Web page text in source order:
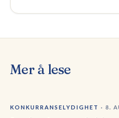
Mer å lese
KONKURRANSELYDIGHET · 8.